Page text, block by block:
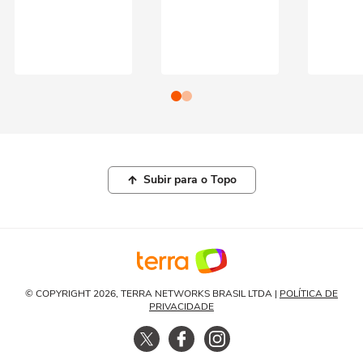
Subir para o Topo
© COPYRIGHT 2026, TERRA NETWORKS BRASIL LTDA | POLÍTICA DE
PRIVACIDADE